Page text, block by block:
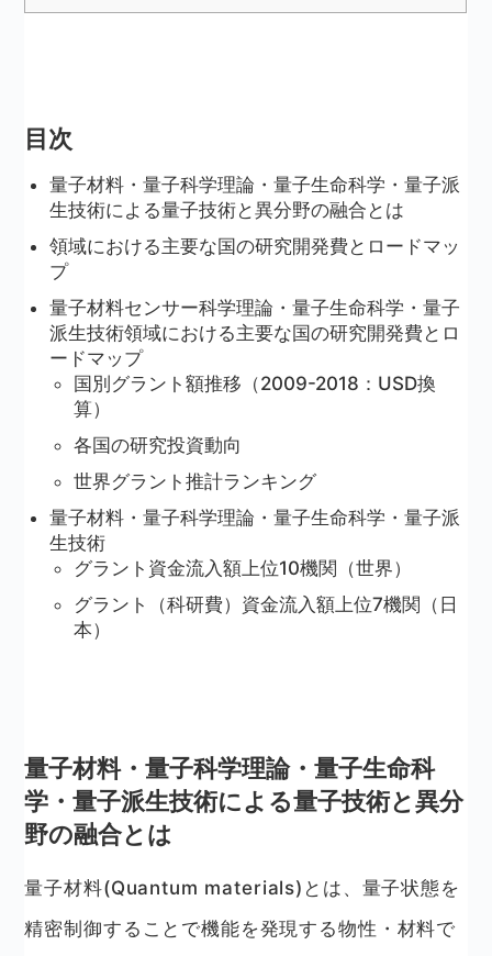
目次
量子材料・量子科学理論・量子生命科学・量子派
生技術による量子技術と異分野の融合とは
領域における主要な国の研究開発費とロードマッ
プ
量子材料センサー科学理論・量子生命科学・量子
派生技術領域における主要な国の研究開発費とロ
ードマップ
国別グラント額推移（2009-2018：USD換
算）
各国の研究投資動向
世界グラント推計ランキング
量子材料・量子科学理論・量子生命科学・量子派
生技術
グラント資金流入額上位10機関（世界）
グラント（科研費）資金流入額上位7機関（日
本）
量子材料・量子科学理論・量子生命科
学・量子派生技術による量子技術と異分
野の融合とは
量子材料(Quantum materials)とは、量子状態を
精密制御することで機能を発現する物性・材料で